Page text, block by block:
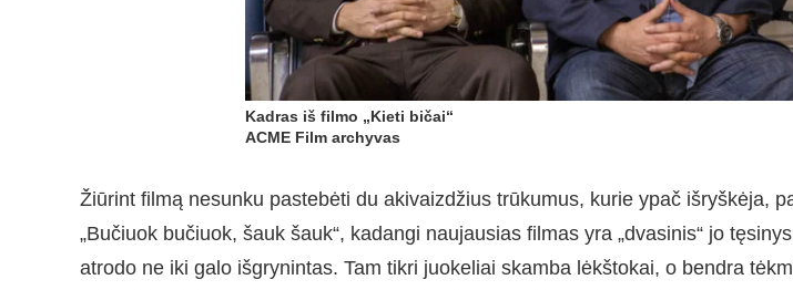
Kadras iš filmo „Kieti bičai“
ACME Film archyvas
Žiūrint filmą nesunku pastebėti du akivaizdžius trūkumus, kurie ypač išryškėja,
„Bučiuok bučiuok, šauk šauk“, kadangi naujausias filmas yra „dvasinis“ jo
atrodo ne iki galo išgrynintas. Tam tikri juokeliai skamba lėkštokai, o bendra